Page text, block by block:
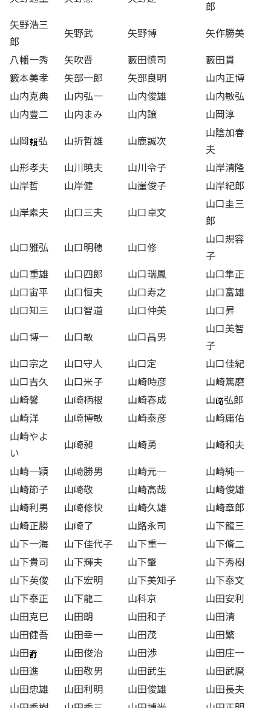
郎
矢野浩三
郎
矢野武 矢野博
矢作勝美
八幡一秀
矢吹晋 藪田慎司
藪田貫
籔本美孝
矢部一郎 矢部良明
山内正博
山内克典
山内弘一 山内俊雄
山内敏弘
山内豊二
山内まみ 山内譲
山岡淳
山岡
弘 山折哲雄 山鹿誠次
山陰加春
夫
山形孝夫
山川暁夫 山川令子
山岸清隆
山岸哲
山岸健 山崖俊子
山岸紀郎
山岸素夫
山口三夫 山口卓文
山口圭三
郎
山口雅弘
山口明穂 山口修
山口規容
子
山口重雄
山口四郎 山口瑞鳳
山口隼正
山口宙平
山口恒夫 山口寿之
山口富雄
山口知三
山口智道 山口仲美
山口昇
山口博一
山口敏 山口昌男
山口美智
子
山口宗之
山口守人 山口定
山口佳紀
山口吉久
山口米子 山崎時彦
山崎篤磨
山崎馨
山崎柄根 山崎春成 山
弘郎
山崎洋
山崎博敏 山崎泰彦
山崎庸佑
山崎やよ
い
山崎昶 山崎勇
山崎和夫
山崎一穎
山崎勝男 山崎元一
山崎純一
山崎節子
山崎敬 山崎高哉
山崎俊雄
山崎利男
山崎修快 山崎久雄
山崎章郎
山崎正勝
山崎了 山路永司
山下龍三
山下一海
山下佳代子 山下重一
山下脩二
山下貴司
山下輝夫 山下肇
山下秀樹
山下英俊
山下宏明 山下美知子
山下泰文
山下泰正
山下龍二 山科京
山田安利
山田克巳
山田朗 山田和子
山田清
山田健吾
山田幸一 山田茂
山田繁
山田
山田俊治 山田渉
山田庄一
山田進
山田敬男 山田武生
山田武麿
山田忠雄
山田利明 山田俊雄
山田長夫